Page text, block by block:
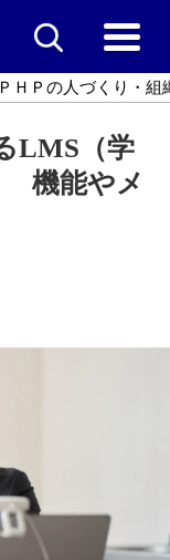
ＨＰの人づくり・組
LMS（学
機能やメ